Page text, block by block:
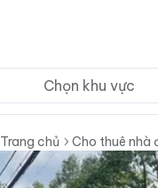
Chọn khu vực
Trang chủ Cho thuê nhà